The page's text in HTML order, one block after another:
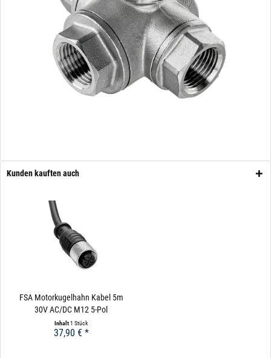
Kunden kauften auch
FSA Motorkugelhahn Kabel 5m
30V AC/DC M12 5-Pol
Inhalt1 Stück
37,90 € *